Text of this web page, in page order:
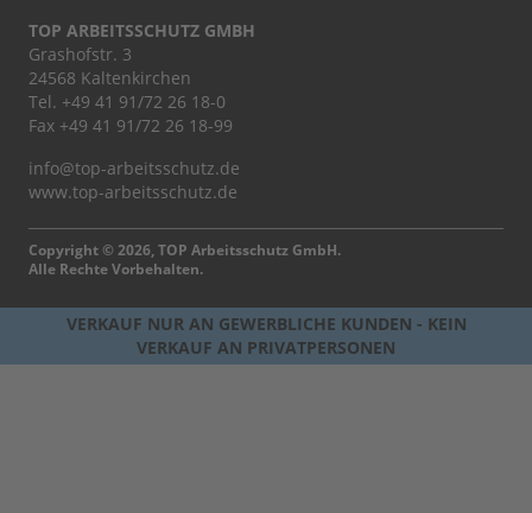
TOP ARBEITSSCHUTZ GMBH
Grashofstr. 3
24568 Kaltenkirchen
Tel. +49 41 91/72 26 18-0
Fax +49 41 91/72 26 18-99
info@top-arbeitsschutz.de
www.top-arbeitsschutz.de
Copyright © 2026, TOP Arbeitsschutz GmbH.
Alle Rechte Vorbehalten.
VERKAUF NUR AN GEWERBLICHE KUNDEN - KEIN
VERKAUF AN PRIVATPERSONEN